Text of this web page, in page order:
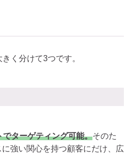
く分けて3つです。
ターゲティング可能。そのた
強い関心を持つ顧客にだけ、広